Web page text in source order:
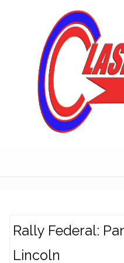
Rally Federal:
Lincoln